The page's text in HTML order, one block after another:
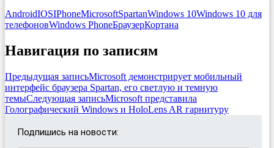
AndroidIOSIPhoneMicrosoftSpartanWindows 10Windows 10 для
телефоновWindows PhoneБраузерКортана
Навигация по записям
Предыдущая записьMicrosoft демонстрирует мобильный
интерфейс браузера Spartan, его светлую и темную
темыСледующая записьMicrosoft представила
Голографический Windows и HoloLens AR гарнитуру
Подпишись на новости: